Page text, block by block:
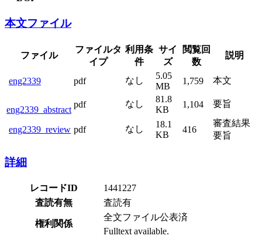
本文ファイル
ファイル
ファイルタ
イプ
利用条
件
サイ
ズ
閲覧回
数
説明
eng2339 pdf なし
5.05
MB
1,759 本文
eng2339_abstract
pdf なし
81.8
KB
1,104 要旨
eng2339_review pdf なし
18.1
KB
416
審査結果
要旨
詳細
レコードID
1441227
査読有無
査読有
権利関係
全文ファイル公表済
Fulltext available.